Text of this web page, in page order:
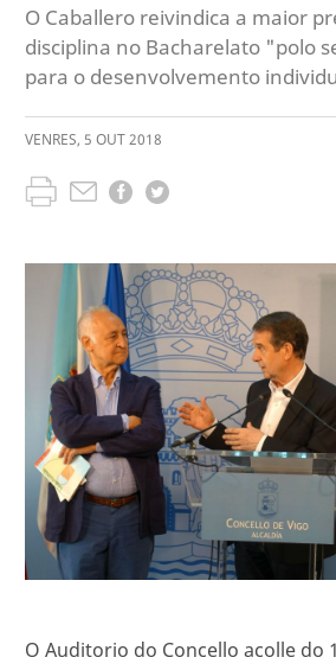
O Caballero reivindica a maior
disciplina no Bacharelato "polo
para o desenvolvemento
VENRES, 5 OUT2018
O Auditorio do Concello acolle do